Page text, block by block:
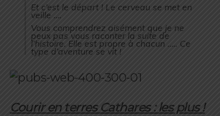
Et c’est le départ ! Le cerveau se met en
veille ….
Vous comprendrez aisément que je ne
peux pas vous raconter la suite de
l’histoire. Elle est propre à chacun ….. Ce
type d’aventure se vit !
Courir en terres Cathares : les plus !